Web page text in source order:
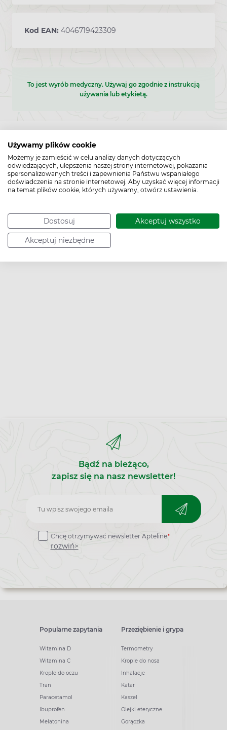
Używamy plików cookie
Możemy je zamieścić w celu analizy danych dotyczących
odwiedzających, ulepszenia naszej strony internetowej, pokazania
spersonalizowanych treści i zapewnienia Państwu wspaniałego
doświadczenia na stronie internetowej. Aby uzyskać więcej informacji
na temat plików cookie, których używamy, otwórz ustawienia.
Dostosuj Akceptuj wszystko
Akceptuj niezbędne
Kod EAN: 4046719423309
To jest wyrób medyczny. Używaj go zgodnie z instrukcją
używania lub etykietą.
Bądź na bieżąco,
zapisz się na nasz newsletter!
Zapisz
do
newslettera
Chcę otrzymywać newsletter Apteline*
rozwiń>
Popularne zapytania
Witamina D
Witamina C
Krople do oczu
Tran
Paracetamol
Ibuprofen
Melatonina
Przeziębienie i grypa
Termometry
Krople do nosa
Inhalacje
Katar
Kaszel
Olejki eteryczne
Gorączka